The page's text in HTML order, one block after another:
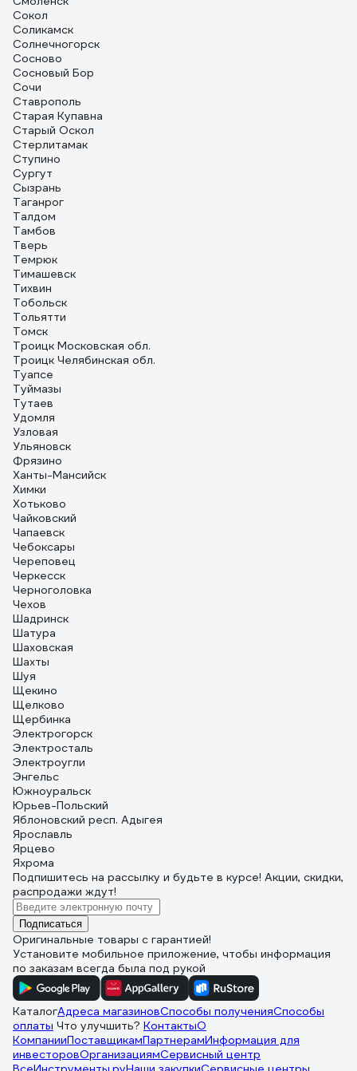
Сокол
Соликамск
Солнечногорск
Сосново
Сосновый Бор
Сочи
Ставрополь
Старая Купавна
Старый Оскол
Стерлитамак
Ступино
Сургут
Сызрань
Таганрог
Талдом
Тамбов
Тверь
Темрюк
Тимашевск
Тихвин
Тобольск
Тольятти
Томск
Троицк Московская обл.
Троицк Челябинская обл.
Туапсе
Туймазы
Тутаев
Удомля
Узловая
Ульяновск
Фрязино
Ханты-Мансийск
Химки
Хотьково
Чайковский
Чапаевск
Чебоксары
Череповец
Черкесск
Черноголовка
Чехов
Шадринск
Шатура
Шаховская
Шахты
Шуя
Щекино
Щелково
Щербинка
Электрогорск
Электросталь
Электроугли
Энгельс
Южноуральск
Юрьев-Польский
Яблоновский респ. Адыгея
Ярославль
Ярцево
Яхрома
Подпишитесь на рассылку и будьте в курсе! Акции, скидки,
распродажи ждут!
Подписаться
Оригинальные товары с гарантией!
Установите мобильное приложение, чтобы информация
по заказам всегда была под рукой
КаталогАдреса магазиновСпособы полученияСпособы
оплаты Что улучшить? КонтактыО
КомпанииПоставщикамПартнерамИнформация для
инвесторовОрганизациямСервисный центр